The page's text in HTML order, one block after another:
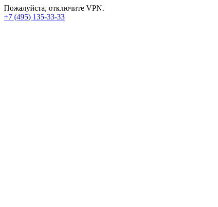
Пожалуйста, отключите VPN.
+7 (495) 135-33-33